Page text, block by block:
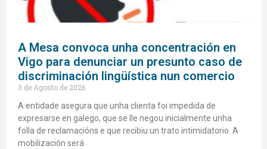
A Mesa convoca unha concentración en
Vigo para denunciar un presunto caso de
discriminación lingüística nun comercio
3 de Agosto de 2026
A entidade asegura que unha clienta foi impedida de
expresarse en galego, que se lle negou inicialmente unha
folla de reclamacións e que recibiu un trato intimidatorio. A
mobilización será